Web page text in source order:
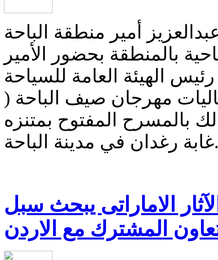
أمير منطقة الباحة
بالمنطقة بحضور الأمير
الهيئة العامة للسياحة
مهرجان صيف الباحة (
بالمسرح المفتوح بمتنزه
الباحة.
الاماراتى يبحث سبل
المشترك مع الاردن